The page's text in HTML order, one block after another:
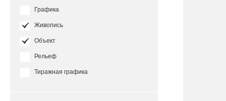
Графика
Живопись
Объект
Рельеф
Тиражная графика